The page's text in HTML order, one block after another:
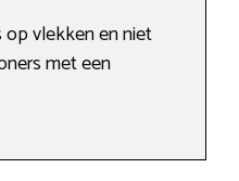
op vlekken en niet
met een